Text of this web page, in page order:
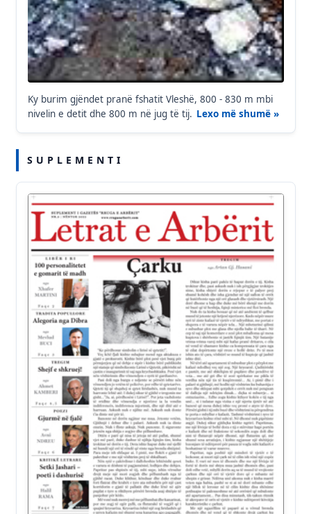
Ky burim gjëndet pranë fshatit Vleshë, 800 - 830 m mbi
nivelin e detit dhe 800 m në jug të tij. Lexo më shumë »
S U P L E M E N T I